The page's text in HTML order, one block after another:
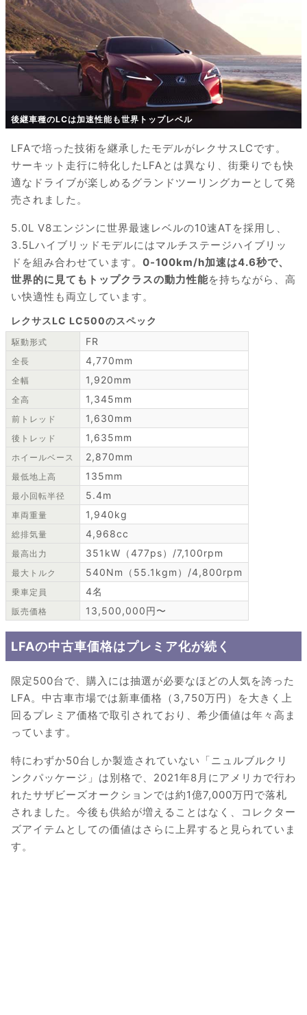
後継車種のLCは加速性能も世界トップレベル
LFAで培った技術を継承したモデルがレクサスLCです。
サーキット走行に特化したLFAとは異なり、街乗りでも快
適なドライブが楽しめるグランドツーリングカーとして発
売されました。
5.0L V8エンジンに世界最速レベルの10速ATを採用し、
3.5Lハイブリッドモデルにはマルチステージハイブリッ
ドを組み合わせています。 0-100km/h加速は4.6秒で、
世界的に見てもトップクラスの動力性能を持ちながら、高
い快適性も両立しています。
レクサスLC LC500のスペック
駆動形式 FR
全長 4,770mm
全幅 1,920mm
全高 1,345mm
前トレッド 1,630mm
後トレッド 1,635mm
ホイールベース 2,870mm
最低地上高 135mm
最小回転半径 5.4m
車両重量 1,940kg
総排気量 4,968cc
最高出力 351kW（477ps）/7,100rpm
最大トルク 540Nm（55.1kgm）/4,800rpm
乗車定員 4名
販売価格 13,500,000円〜
LFAの中古車価格はプレミア化が続く
限定500台で、購入には抽選が必要なほどの人気を誇った
LFA。中古車市場では新車価格（3,750万円）を大きく上
回るプレミア価格で取引されており、希少価値は年々高ま
っています。
特にわずか50台しか製造されていない「ニュルブルクリ
ンクパッケージ」は別格で、2021年8月にアメリカで行わ
れたサザビーズオークションでは約1億7,000万円で落札
されました。今後も供給が増えることはなく、コレクター
ズアイテムとしての価値はさらに上昇すると見られていま
す。